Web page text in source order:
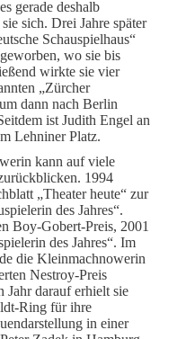
gerade deshalb
sich. Drei Jahre später
Schauspielhaus“
wo sie bis
wirkte sie vier
„Zürcher
dann nach Berlin
ist Judith Engel an
Lehniner Platz.
kann auf viele
1994
„Theater heute“ zur
des Jahres“.
Boy-Gobert-Preis, 2001
des Jahres“. Im
die Kleinmachnowerin
Nestroy-Preis
Jahr darauf erhielt sie
Ring für ihre
in einer